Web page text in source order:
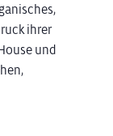
ihrer
und